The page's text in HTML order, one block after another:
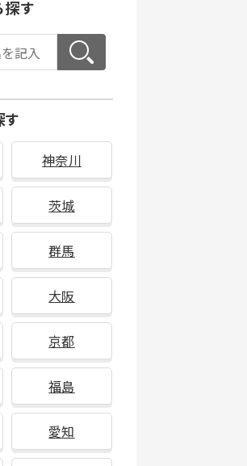
探す
す
神奈川
茨城
群馬
大阪
京都
福島
愛知